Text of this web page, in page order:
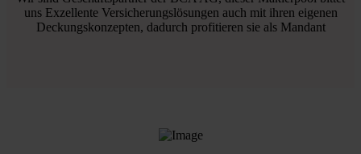
uns Exzellente Versicherungslösungen auch mit ihren eigenen
Deckungskonzepten, dadurch profitieren sie als Mandant